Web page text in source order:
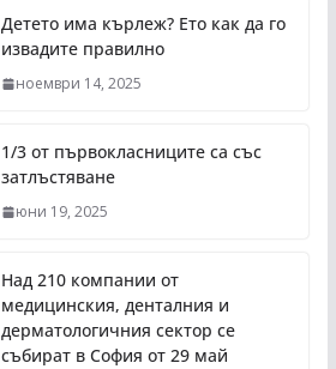
Детето има кърлеж? Ето как да го
извадите правилно
ноември 14, 2025
1/3 от първокласниците са със
затлъстяване
юни 19, 2025
Над 210 компании от
медицинския, денталния и
дерматологичния сектор се
събират в София от 29 май